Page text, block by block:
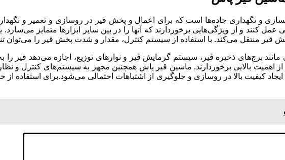
و نگهداری جاده‌ها است که برای اعمال و پخش قیر در روسازی و تعمیر و
عمل کنند و از ویژگی‌هایی برخوردارند که آنها را در بین سایر ابزارها متمایز
منتقل می‌کند. با استفاده از سیستم کنترل، مقدار و شدت پخش قیر را می‌توان
برج‌های ذخیره قیر، سیستم گرمایش قیر و نوارهای توزیع، اجازه می‌دهد
اهمیت بالایی برخوردارند. ماشین قیر پاش همچنین مجهز به سیستم‌های
کیفیت بالا در روسازی و جلوگیری از اشتباهات احتمالی می‌شود.برای استفاده